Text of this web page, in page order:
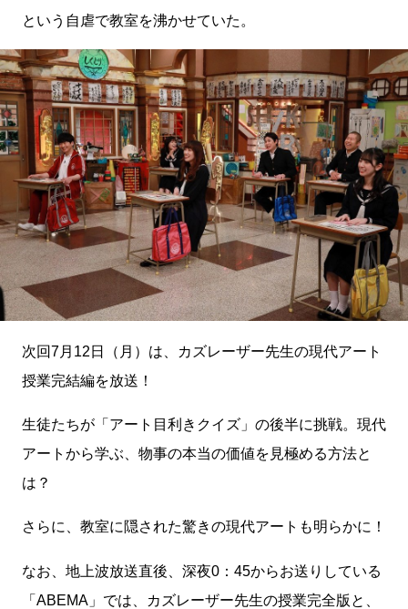
という自虐で教室を沸かせていた。
次回7月12日（月）は、カズレーザー先生の現代アート
授業完結編を放送！
生徒たちが「アート目利きクイズ」の後半に挑戦。現代
アートから学ぶ、物事の本当の価値を見極める方法と
は？
さらに、教室に隠された驚きの現代アートも明らかに！
なお、地上波放送直後、深夜0：45からお送りしている
「ABEMA」では、カズレーザー先生の授業完全版と、